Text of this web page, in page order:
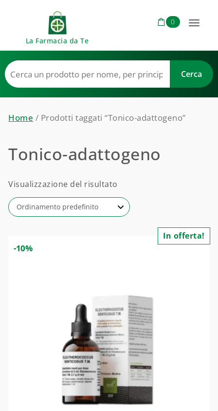
La Farmacia da Te
0
Toggle
Home / Prodotti taggati “Tonico-adattogeno”
Tonico-adattogeno
Visualizzazione del risultato
In offerta!
-10%